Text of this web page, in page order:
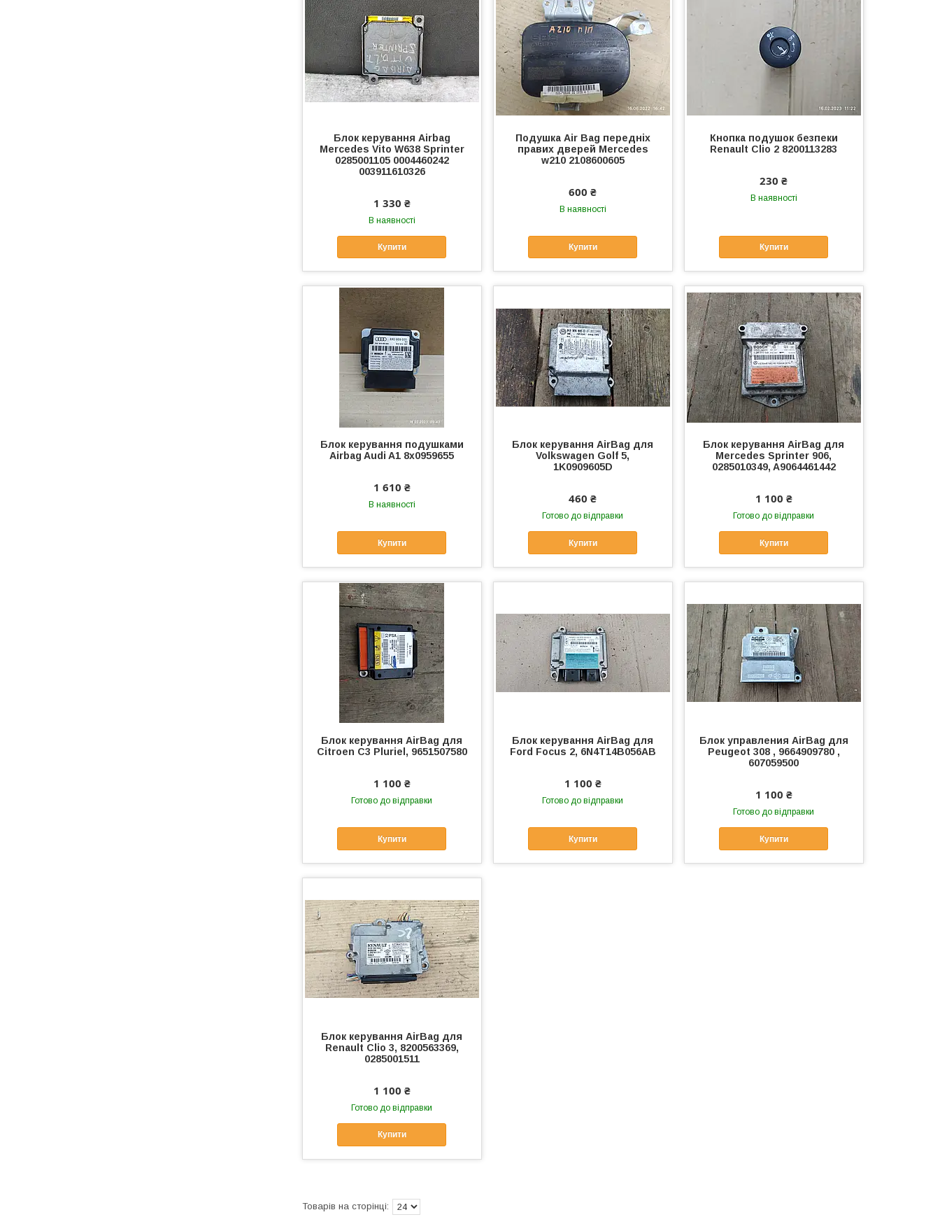
Блок керування Airbag
Mercedes Vito W638 Sprinter
0285001105 0004460242
003911610326
1 330 ₴
В наявності
Купити
Подушка Air Bag передніх
правих дверей Mercedes
w210 2108600605
600 ₴
В наявності
Купити
Кнопка подушок безпеки
Renault Clio 2 8200113283
230 ₴
В наявності
Купити
Блок керування подушками
Airbag Audi A1 8x0959655
1 610 ₴
В наявності
Купити
Блок керування AirBag для
Volkswagen Golf 5,
1K0909605D
460 ₴
Готово до відправки
Купити
Блок керування AirBag для
Mercedes Sprinter 906,
0285010349, A9064461442
1 100 ₴
Готово до відправки
Купити
Блок керування AirBag для
Citroen C3 Pluriel, 9651507580
1 100 ₴
Готово до відправки
Купити
Блок керування AirBag для
Ford Focus 2, 6N4T14B056AB
1 100 ₴
Готово до відправки
Купити
Блок управления AirBag для
Peugeot 308 , 9664909780 ,
607059500
1 100 ₴
Готово до відправки
Купити
Блок керування AirBag для
Renault Clio 3, 8200563369,
0285001511
1 100 ₴
Готово до відправки
Купити